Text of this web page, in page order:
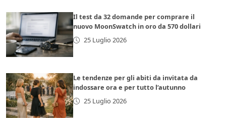
Il test da 32 domande per comprare il
nuovo MoonSwatch in oro da 570 dollari
25 Luglio 2026
Le tendenze per gli abiti da invitata da
indossare ora e per tutto l’autunno
25 Luglio 2026